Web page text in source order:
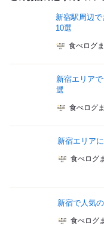
新宿駅周辺
10選
食べログ
新宿エリア
選
食べログ
新宿エリア
食べログ
新宿で人気
食べログ